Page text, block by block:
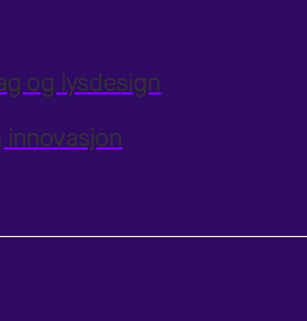
og lysdesign